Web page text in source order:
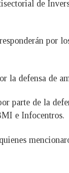
de
por
la defensa de
parte de la
e Infocentros.